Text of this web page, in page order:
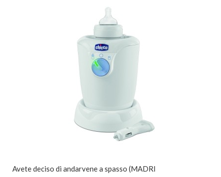
Avete deciso di andarvene a spasso (MADRI